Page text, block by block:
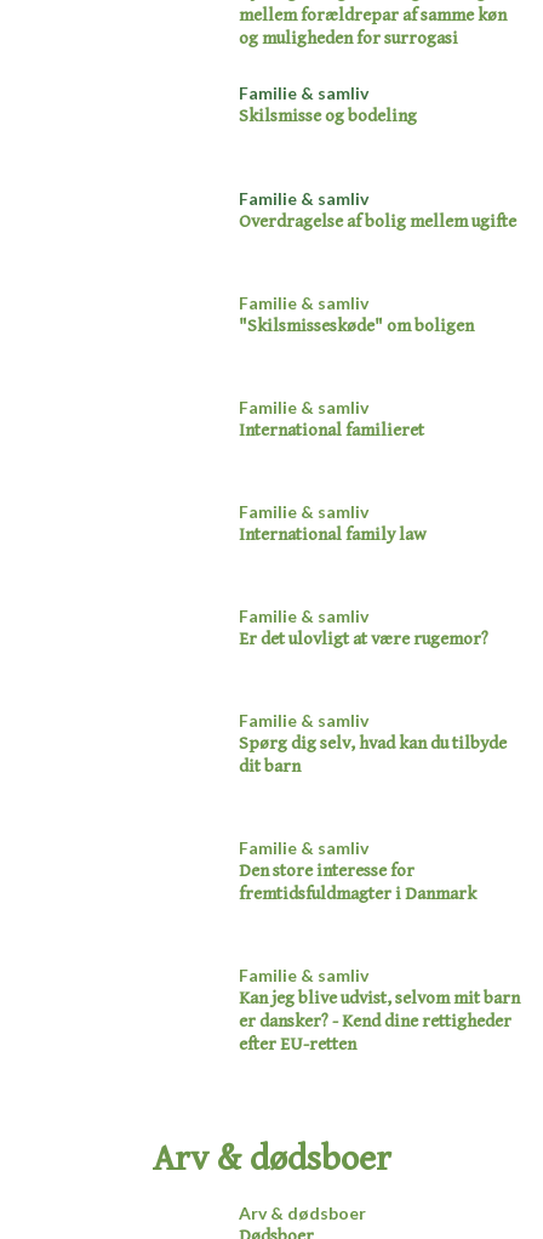
mellem forældrepar af samme køn
og muligheden for surrogasi​
Familie & samliv
Skilsmisse og bodeling​
Familie & samliv
Overdragelse af bolig mellem ugifte​
Familie & samliv
"Skilsmisseskøde" om boligen​
Familie & samliv
International familieret​
Familie & samliv
International family law​
Familie & samliv
Er det ulovligt at være rugemor?​
Familie & samliv
Spørg dig selv, hvad kan du tilbyde
dit barn​
Familie & samliv
Den store interesse for
fremtidsfuldmagter i Danmark​
Familie & samliv
Kan jeg blive udvist, selvom mit barn
er dansker?​ - Kend dine rettigheder
efter EU-retten
​Arv & dødsboer
Arv & dødsboer